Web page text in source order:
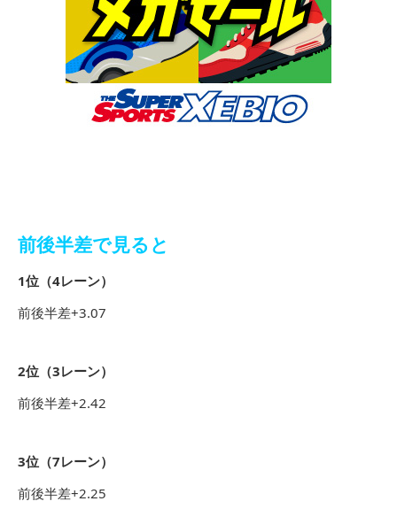
前後半差で見ると
1位（4レーン）
前後半差+3.07
2位（3レーン）
前後半差+2.42
3位（7レーン）
前後半差+2.25